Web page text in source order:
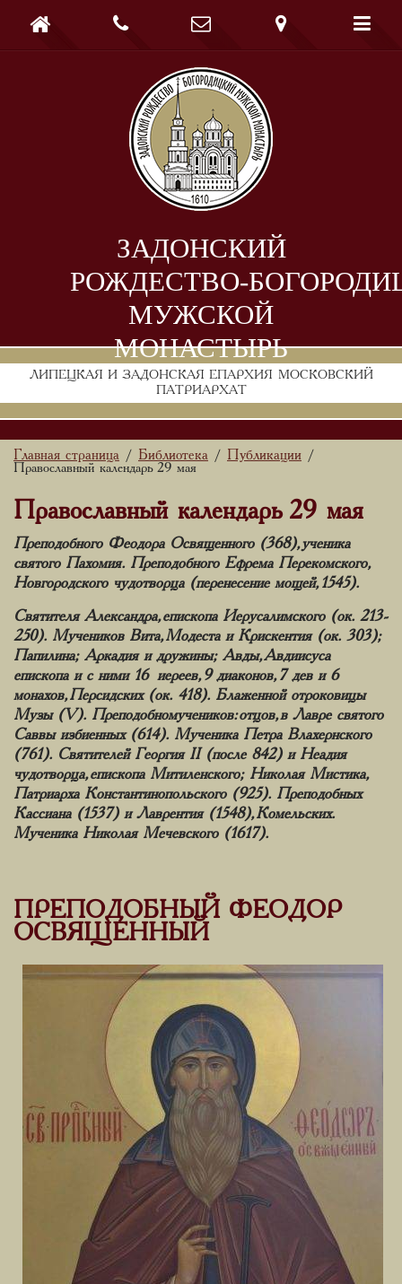
ЗАДОНСКИЙ
РОЖДЕСТВО-
МУЖСКОЙ
МОНАСТЫРЬ
ЛИПЕЦКАЯ И ЗАДОНСКАЯ ЕПАРХИЯ МОСКОВСКИЙ
ПАТРИАРХАТ
    
Главная страница / Библиотека / Публикации /
Православный календарь 29 мая
Православный календарь 29 мая
Преподобного Феодора Освященного (368), ученика
святого Пахомия. Преподобного Ефрема Перекомского,
Новгородского чудотворца (перенесение мощей, 1545).
Святителя Александра, епископа Иерусалимского (ок. 213-
250). Мучеников Вита, Модеста и Крискентия (ок. 303);
Папилина; Аркадия и дружины; Авды, Авдиисуса
епископа и с ними 16 иереев, 9 диаконов, 7 дев и 6
монахов, Персидских (ок. 418). Блаженной отроковицы
Музы (V). Преподобномучеников: отцов, в Лавре святого
Саввы избиенных (614). Мученика Петра Влахернского
(761). Святителей Георгия II (после 842) и Неадия
чудотворца, епископа Митиленского; Николая Мистика,
Патриарха Константинопольского (925). Преподобных
Кассиана (1537) и Лаврентия (1548), Комельских.
Мученика Николая Мечевского (1617).
ПРЕПОДОБНЫЙ ФЕОДОР
ОСВЯЩЕННЫЙ